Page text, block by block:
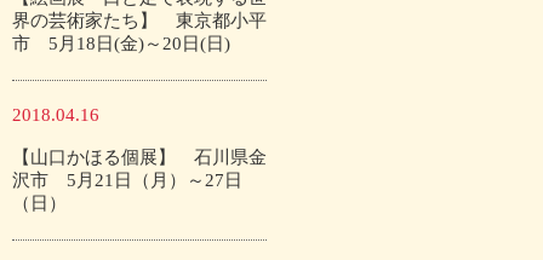
界の芸術家たち】 東京都小平
市 5月18日(金)～20日(日)
2018.04.16
【山口かほる個展】 石川県金
沢市 5月21日（月）～27日
（日）